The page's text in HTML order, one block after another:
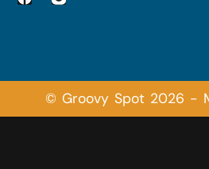
© Groovy Spot 2026 -